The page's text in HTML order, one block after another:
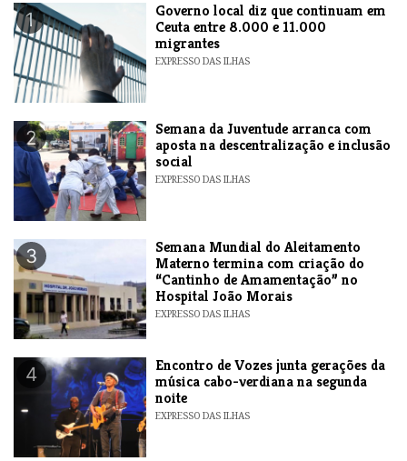
1
​Governo local diz que continuam em
Ceuta entre 8.000 e 11.000
migrantes
EXPRESSO DAS ILHAS
2
Semana da Juventude arranca com
aposta na descentralização e inclusão
social
EXPRESSO DAS ILHAS
3
Semana Mundial do Aleitamento
Materno termina com criação do
“Cantinho de Amamentação” no
Hospital João Morais
EXPRESSO DAS ILHAS
4
Encontro de Vozes junta gerações da
música cabo-verdiana na segunda
noite
EXPRESSO DAS ILHAS